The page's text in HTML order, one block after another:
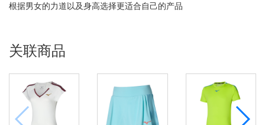
根据男女的力道以及身高选择更适合自己的产品
关联商品